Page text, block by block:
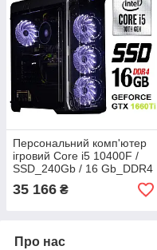
Персональний комп'ютер
ігровий Core i5 10400F /
SSD_240Gb / 16 Gb_DDR4
/ 1000 Gb / GTX 1660
Ti_6Gb_DDR6
35 166 ₴
Про нас